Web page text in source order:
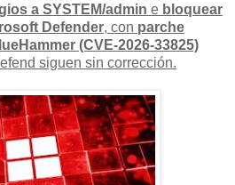
a SYSTEM/admin e bloquear
Defender, con parche
(CVE-2026-33825)
siguen sin corrección.